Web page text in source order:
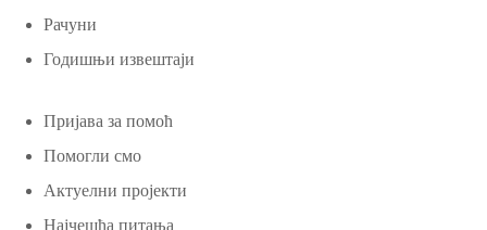
Рачуни
Годишњи извештаји
Пријава за помоћ
Помогли смо
Актуелни пројекти
Најчешћа питања